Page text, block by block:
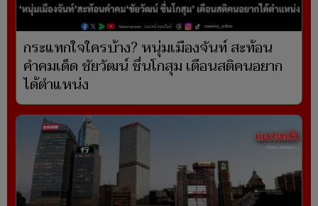
กระแทกใจใครบ้าง? หนุ่มเมืองจันท์ สะท้อน
คำคมเด็ด ชัยวัฒน์ ชื่นโกสุม เตือนสติคนอยาก
ได้ตำแหน่ง